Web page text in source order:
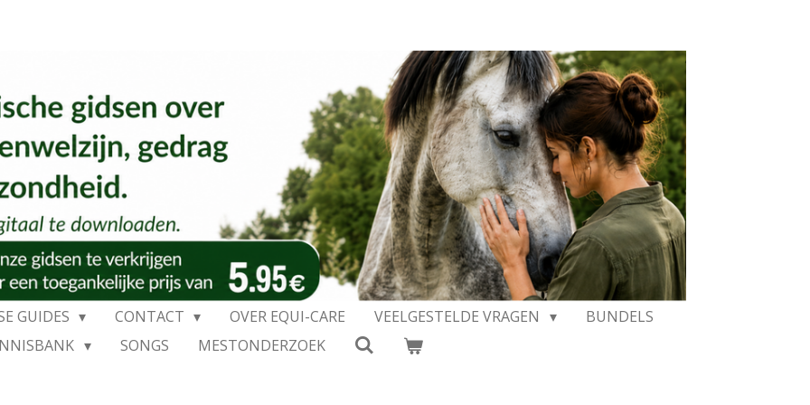
GUIDES CONTACT OVER EQUI-CARE VEELGESTELDE VRAGEN
BUNDELS
SONGS MESTONDERZOEK